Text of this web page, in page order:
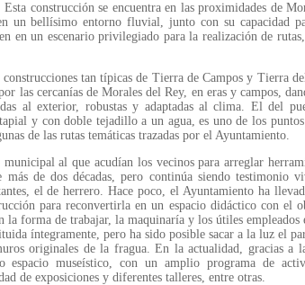
Esta construcción se encuentra en las proximidades de
un bellísimo entorno fluvial, junto con su capacidad
en un escenario privilegiado para la realización de
construcciones tan típicas de Tierra de Campos y Tierra
las cercanías de Morales del Rey, en eras y campos,
al exterior, robustas y adaptadas al clima. El del
y con doble tejadillo a un agua, es uno de los
de las rutas temáticas trazadas por el Ayuntamiento.
al que acudían los vecinos para arreglar
más de dos décadas, pero continúa siendo testimonio
el de herrero. Hace poco, el Ayuntamiento ha
para reconvertirla en un espacio didáctico con el
la forma de trabajar, la maquinaría y los útiles
íntegramente, pero ha sido posible sacar a la luz el
originales de la fragua. En la actualidad, gracias a
espacio museístico, con un amplio programa de
de exposiciones y diferentes talleres, entre otras.